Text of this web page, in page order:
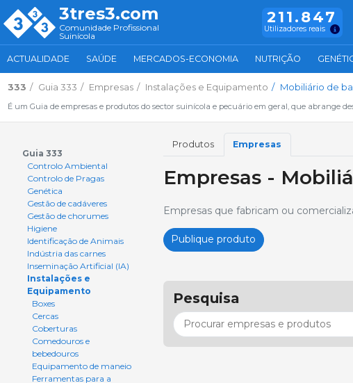
3tres3.com
Comunidade Profissional
Suinícola
211.847
Utilizadores reais
ACTUALIDADE SAÚDE MERCADOS-ECONOMIA NUTRIÇÃO
333 Guia 333 Empresas Instalações e Equipamento Mobiliário de
É um Guia de empresas e produtos do sector suinícola e pecuário em geral, que abrange
Guia 333
Controlo Ambiental
Controlo de Pragas
Genética
Gestão de cadáveres
Gestão de chorumes
Higiene
Identificação de Animais
Indústria das carnes
Inseminação Artificial (IA)
Instalações e
Equipamento
Boxes
Cercas
Coberturas
Comedouros e
bebedouros
Equipamento de maneio
Ferramentas para a
Produtos Empresas
Empresas -
Empresas que fabricam ou
Publique produto
Pesquisa